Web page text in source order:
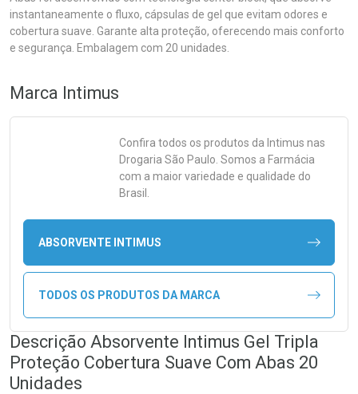
instantaneamente o fluxo, cápsulas de gel que evitam odores e
cobertura suave. Garante alta proteção, oferecendo mais conforto
e segurança. Embalagem com 20 unidades.
Marca Intimus
Confira todos os produtos da Intimus nas
Drogaria São Paulo. Somos a Farmácia
com a maior variedade e qualidade do
Brasil.
ABSORVENTE INTIMUS
TODOS OS PRODUTOS DA MARCA
Descrição Absorvente Intimus Gel Tripla
Proteção Cobertura Suave Com Abas 20
Unidades